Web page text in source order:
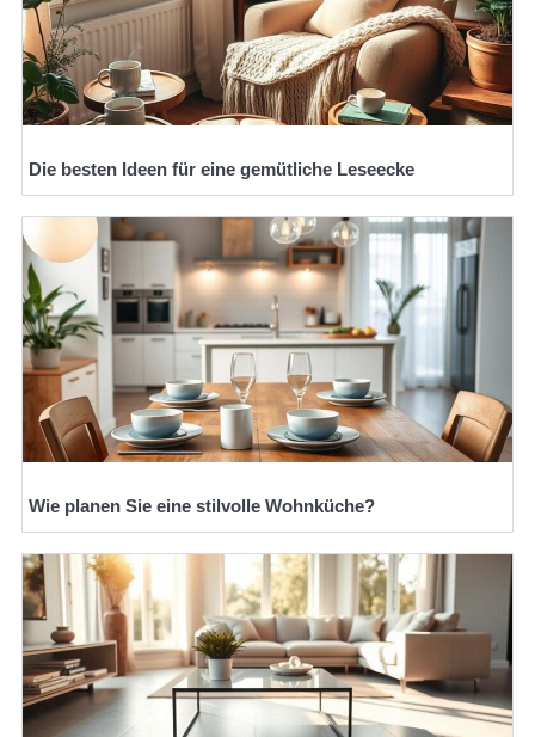
Die besten Ideen für eine gemütliche Leseecke
Wie planen Sie eine stilvolle Wohnküche?